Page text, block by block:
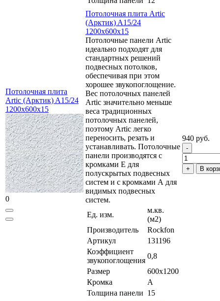
Потолочная плита
Artic (Арктик) A15/24
1200x600x15
0
Потолочная плита Artic
(Арктик) A15/24
1200x600x15
Потолочные панели Artic
идеально подходят для
стандартных решений
подвесных потолков,
обеспечивая при этом
хорошее звукопоглощение.
Вес потолочных панелей
Artic значительно меньше
веса традиционных
потолочных панелей,
поэтому Artic легко
переносить, резать и
устанавливать. Потолочные
панели производятся с
кромками Е для
полускрытых подвесных
систем и с кромками А для
видимых подвесных
систем.
Ед. изм.
м.кв.
(м2)
Производитель
Rockfon
Артикул
131196
Коэффициент
звукопоглощения
0,8
Размер
600x1200
Кромка
A
Толщина панели 15
940 руб.
В